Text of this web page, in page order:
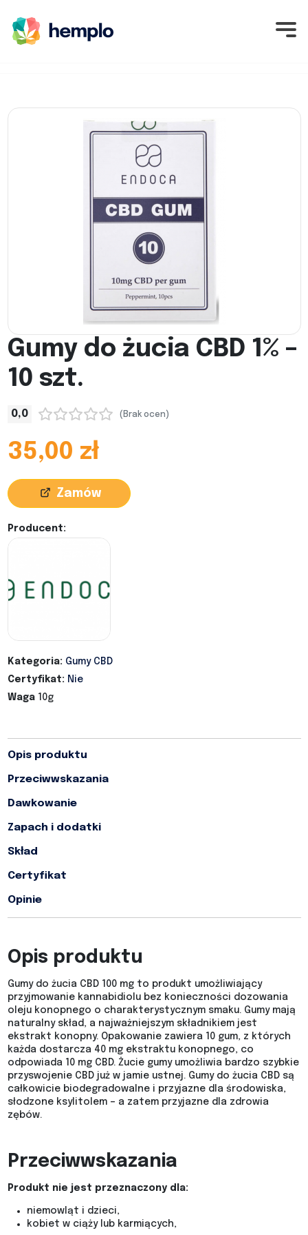
Gumy do żucia CBD 1% –
10 szt.
0,0 (Brak ocen)
35,00 zł
Zamów
Producent:
Kategoria: Gumy CBD
Certyfikat: Nie
Waga10g
Opis produktu
Przeciwwskazania
Dawkowanie
Zapach i dodatki
Skład
Certyfikat
Opinie
Opis produktu
Gumy do żucia CBD 100 mg to produkt umożliwiający
przyjmowanie kannabidiolu bez konieczności dozowania
oleju konopnego o charakterystycznym smaku. Gumy mają
naturalny skład, a najważniejszym składnikiem jest
ekstrakt konopny. Opakowanie zawiera 10 gum, z których
każda dostarcza 40 mg ekstraktu konopnego, co
odpowiada 10 mg CBD. Żucie gumy umożliwia bardzo szybkie
przyswojenie CBD już w jamie ustnej. Gumy do żucia CBD są
całkowicie biodegradowalne i przyjazne dla środowiska,
słodzone ksylitolem – a zatem przyjazne dla zdrowia
zębów.
Przeciwwskazania
Produkt nie jest przeznaczony dla:
niemowląt i dzieci,
kobiet w ciąży lub karmiących,